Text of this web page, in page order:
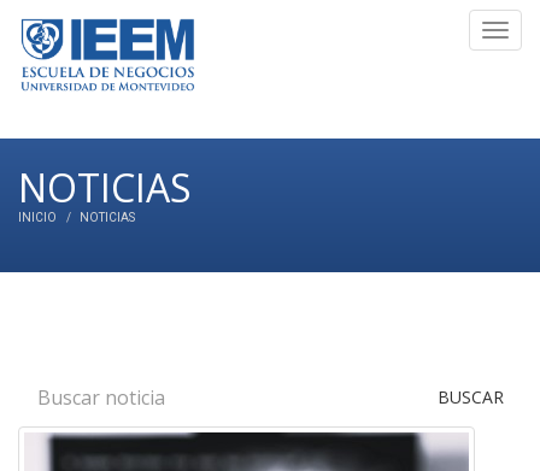
NOTICIAS
INICIO NOTICIAS
BUSCAR